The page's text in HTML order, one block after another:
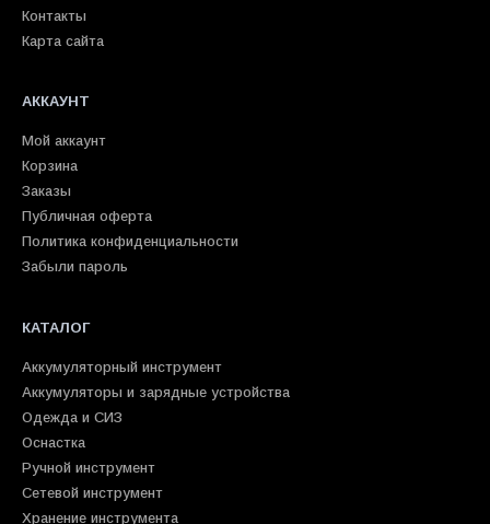
Контакты
Карта сайта
АККАУНТ
Мой аккаунт
Корзина
Заказы
Публичная оферта
Политика конфиденциальности
Забыли пароль
КАТАЛОГ
Аккумуляторный инструмент
Аккумуляторы и зарядные устройства
Одежда и СИЗ
Оснастка
Ручной инструмент
Сетевой инструмент
Хранение инструмента